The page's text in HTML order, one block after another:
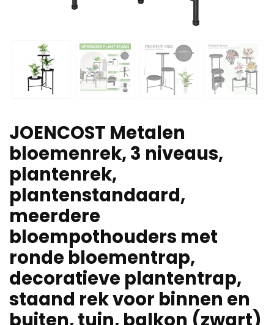
JOENCOST Metalen
bloemenrek, 3 niveaus,
plantenrek,
plantenstandaard,
meerdere
bloempothouders met
ronde bloementrap,
decoratieve plantentrap,
staand rek voor binnen en